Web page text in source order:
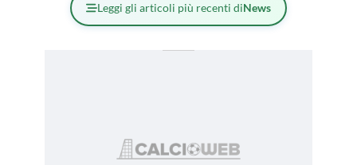
Leggi gli articoli più recenti diNews